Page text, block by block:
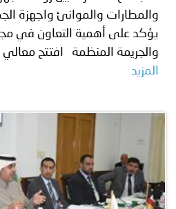
والمطارات والموانئ واجهزة
يؤكد على أهمية التعاون في
والجريمة المنظمة افتتح
المزيد